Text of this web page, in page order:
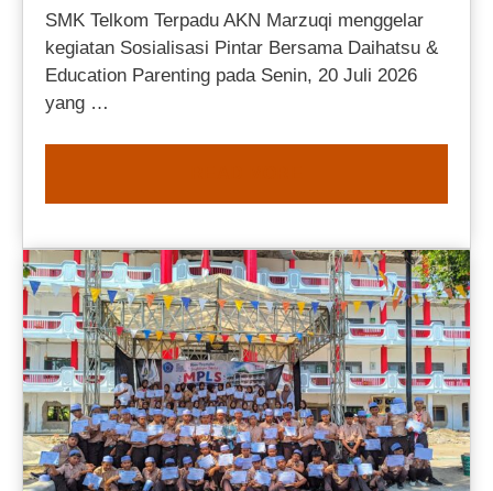
SMK Telkom Terpadu AKN Marzuqi menggelar
kegiatan Sosialisasi Pintar Bersama Daihatsu &
Education Parenting pada Senin, 20 Juli 2026
yang …